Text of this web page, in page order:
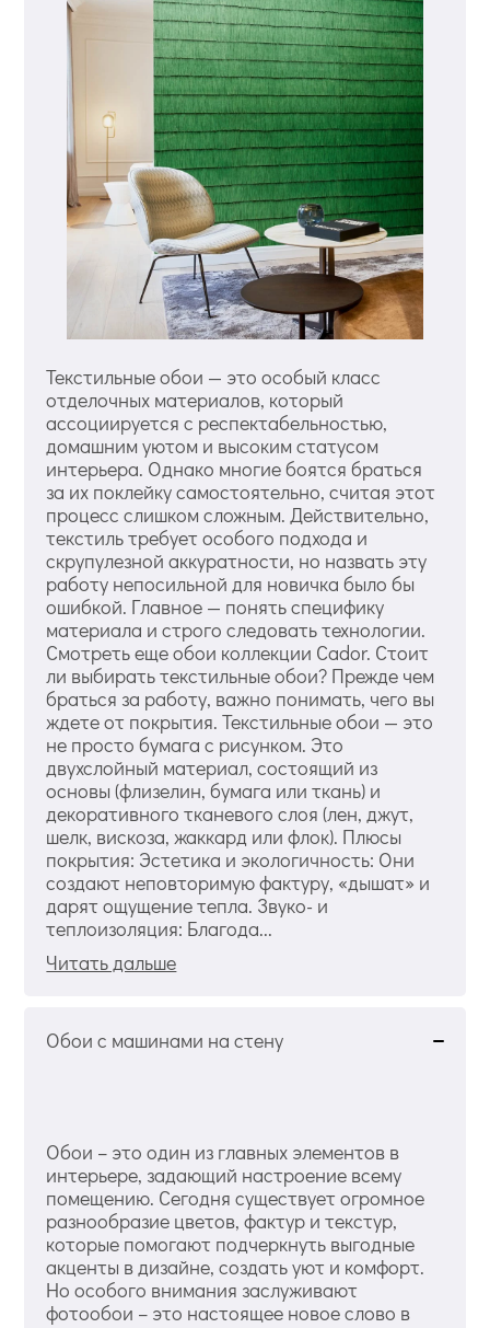
Текстильные обои — это особый класс
отделочных материалов, который
ассоциируется с респектабельностью,
домашним уютом и высоким статусом
интерьера. Однако многие боятся браться
за их поклейку самостоятельно, считая этот
процесс слишком сложным. Действительно,
текстиль требует особого подхода и
скрупулезной аккуратности, но назвать эту
работу непосильной для новичка было бы
ошибкой. Главное — понять специфику
материала и строго следовать технологии.
Смотреть еще обои коллекции Cador. Стоит
ли выбирать текстильные обои? Прежде чем
браться за работу, важно понимать, чего вы
ждете от покрытия. Текстильные обои — это
не просто бумага с рисунком. Это
двухслойный материал, состоящий из
основы (флизелин, бумага или ткань) и
декоративного тканевого слоя (лен, джут,
шелк, вискоза, жаккард или флок). Плюсы
покрытия: Эстетика и экологичность: Они
создают неповторимую фактуру, «дышат» и
дарят ощущение тепла. Звуко- и
теплоизоляция: Благода...
Читать дальше
Обои с машинами на стену
Обои – это один из главных элементов в
интерьере, задающий настроение всему
помещению. Сегодня существует огромное
разнообразие цветов, фактур и текстур,
которые помогают подчеркнуть выгодные
акценты в дизайне, создать уют и комфорт.
Но особого внимания заслуживают
фотообои – это настоящее новое слово в